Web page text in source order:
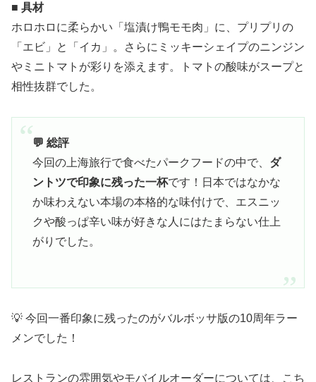
■ 具材
ホロホロに柔らかい「塩漬け鴨モモ肉」に、プリプリの
「エビ」と「イカ」。さらにミッキーシェイプのニンジン
やミニトマトが彩りを添えます。トマトの酸味がスープと
相性抜群でした。
💬 総評
今回の上海旅行で食べたパークフードの中で、 ダ
ントツで印象に残った一杯です！日本ではなかな
か味わえない本場の本格的な味付けで、エスニッ
クや酸っぱ辛い味が好きな人にはたまらない仕上
がりでした。
💡 今回一番印象に残ったのがバルボッサ版の10周年ラー
メンでした！
レストランの雰囲気やモバイルオーダーについては、こち